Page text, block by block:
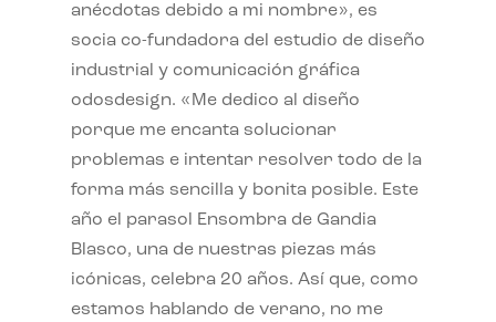
anécdotas debido a mi nombre», es
socia co-fundadora del estudio de diseño
industrial y comunicación gráfica
odosdesign. «Me dedico al diseño
porque me encanta solucionar
problemas e intentar resolver todo de la
forma más sencilla y bonita posible. Este
año el parasol Ensombra de Gandia
Blasco, una de nuestras piezas más
icónicas, celebra 20 años. Así que, como
estamos hablando de verano, no me